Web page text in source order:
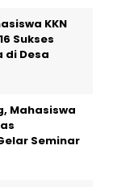
KKN
Sukses
di Desa
Mahasiswa
Seminar